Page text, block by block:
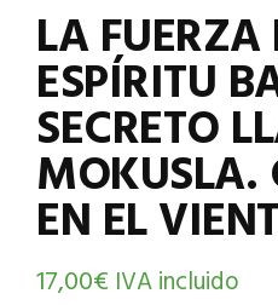
LA FUERZA
ESPÍRITU
SECRETO
MOKUSLA.
EN EL
17,00€ IVA incluido